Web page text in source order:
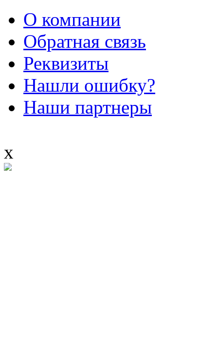
О компании
Обратная связь
Реквизиты
Нашли ошибку?
Наши партнеры
x